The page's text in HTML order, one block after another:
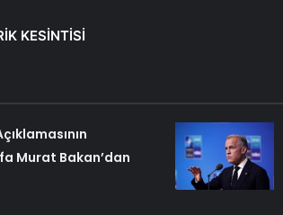
KESİNTİSİ
Murat Bakan’dan